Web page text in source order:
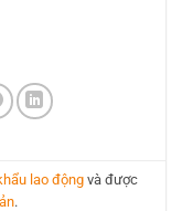
lao động và được
.